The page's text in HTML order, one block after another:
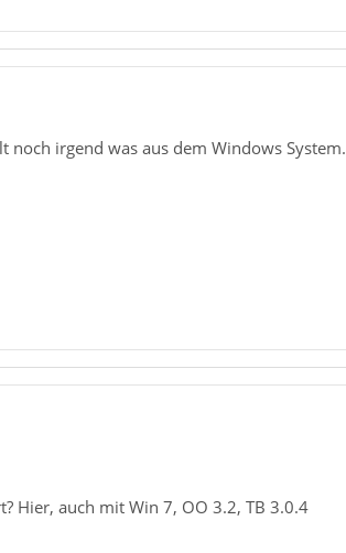
noch irgend was aus dem Windows System.
Hier, auch mit Win 7, OO 3.2, TB 3.0.4